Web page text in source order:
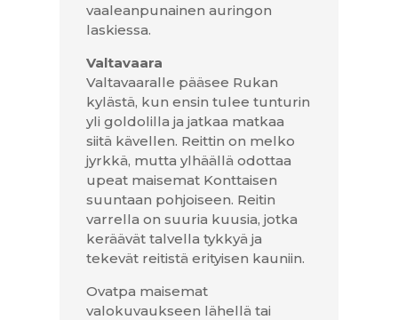
vaaleanpunainen auringon
laskiessa.
Valtavaara
Valtavaaralle pääsee Rukan
kylästä, kun ensin tulee tunturin
yli goldolilla ja jatkaa matkaa
siitä kävellen. Reittin on melko
jyrkkä, mutta ylhäällä odottaa
upeat maisemat Konttaisen
suuntaan pohjoiseen. Reitin
varrella on suuria kuusia, jotka
keräävät talvella tykkyä ja
tekevät reitistä erityisen kauniin.
Ovatpa maisemat
valokuvaukseen lähellä tai